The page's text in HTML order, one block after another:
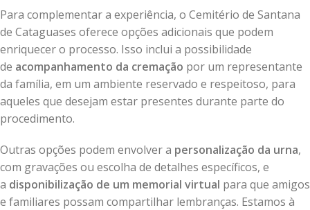
Para complementar a experiência, o Cemitério de Santana
de Cataguases oferece opções adicionais que podem
enriquecer o processo. Isso inclui a possibilidade
de acompanhamento da cremação por um representante
da família, em um ambiente reservado e respeitoso, para
aqueles que desejam estar presentes durante parte do
procedimento.
Outras opções podem envolver a personalização da urna,
com gravações ou escolha de detalhes específicos, e
a disponibilização de um memorial virtual para que amigos
e familiares possam compartilhar lembranças. Estamos à